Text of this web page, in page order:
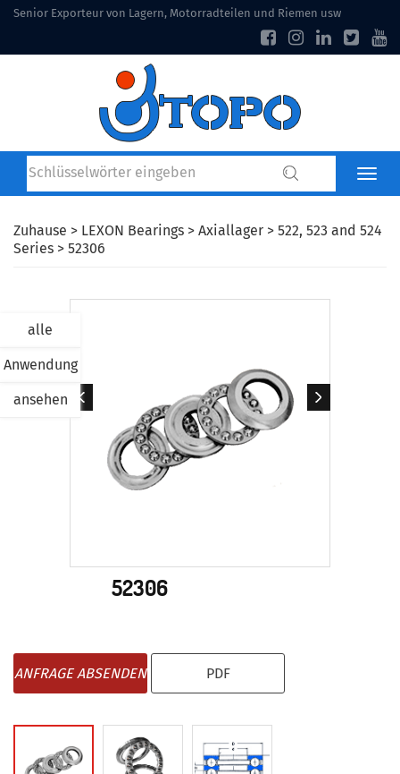
Senior Exporteur von Lagern, Motorradteilen und Riemen usw
Zuhause > LEXON Bearings > Axiallager > 522, 523 and 524
Series > 52306
52306
ANFRAGE ABSENDEN PDF
alle
Anwendung
ansehen